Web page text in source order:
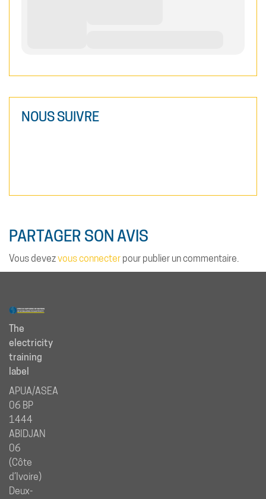
NOUS SUIVRE
PARTAGER SON AVIS
Vous devezvous connecter pour publier un commentaire.
The
electricity
training
label
APUA/ASEA
06 BP
1444
ABIDJAN
06
(Côte
d’Ivoire)
Deux-